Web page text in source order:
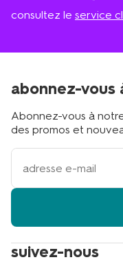
consultez le service
suivez-nous
abonnez-vous
Abonnez-vous à
des promos et
votre
adresse